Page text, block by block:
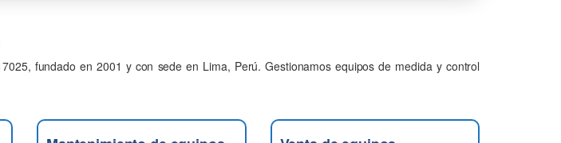
fundado en 2001 y con sede en Lima, Perú. Gestionamos equipos de medida y control